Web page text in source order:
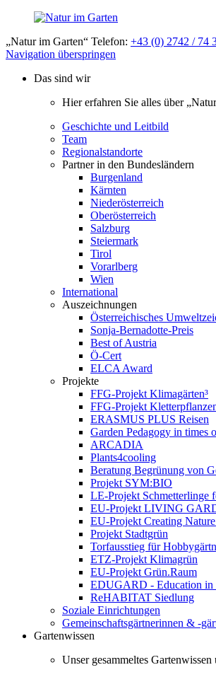
„Natur im Garten“ Telefon: +43 (0) 2742 / 74
Navigation überspringen
Das sind wir
Hier erfahren Sie alles über
Geschichte und Leitbild
Team
Regionalstandorte
Partner in den Bundesländern
Burgenland
Kärnten
Niederösterreich
Oberösterreich
Salzburg
Steiermark
Tirol
Vorarlberg
Wien
International
Auszeichnungen
Österreichisches
Sonja-Bernadotte-Preis
Best of Austria
Ö-Cert
ELCA Award
Projekte
FFG-Projekt Klimagärten³
FFG-Projekt
ERASMUS PLUS Reisen
Garden Pedagogy in times
ARCADIA
Plants4cooling
Beratung Begrünung von
Projekt SYM:BIO
LE-Projekt Schmetterlinge
EU-Projekt LIVING
EU-Projekt Creating
Projekt Stadtgrün
Torfausstieg für
ETZ-Projekt Klimagrün
EU-Projekt Grün.Raum
EDUGARD - Education in
ReHABITAT Siedlung
Soziale Einrichtungen
Gemeinschaftsgärtnerinnen & -
Gartenwissen
Unser gesammeltes